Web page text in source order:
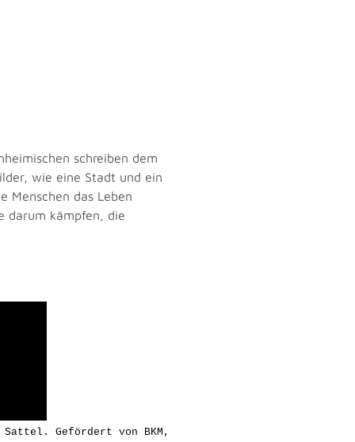
schreiben dem
wie eine Stadt und ein
Menschen das Leben
darum kämpfen, die
Gefördert von BKM,